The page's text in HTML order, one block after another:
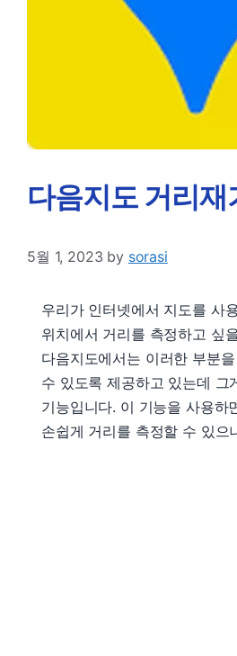
다음지도 거리재
5월 1, 2023 by sorasi
우리가 인터넷에서 지도를 사
위치에서 거리를 측정하고 싶
다음지도에서는 이러한 부분
수 있도록 제공하고 있는데 그
기능입니다. 이 기능을 사용하
손쉽게 거리를 측정할 수 있으